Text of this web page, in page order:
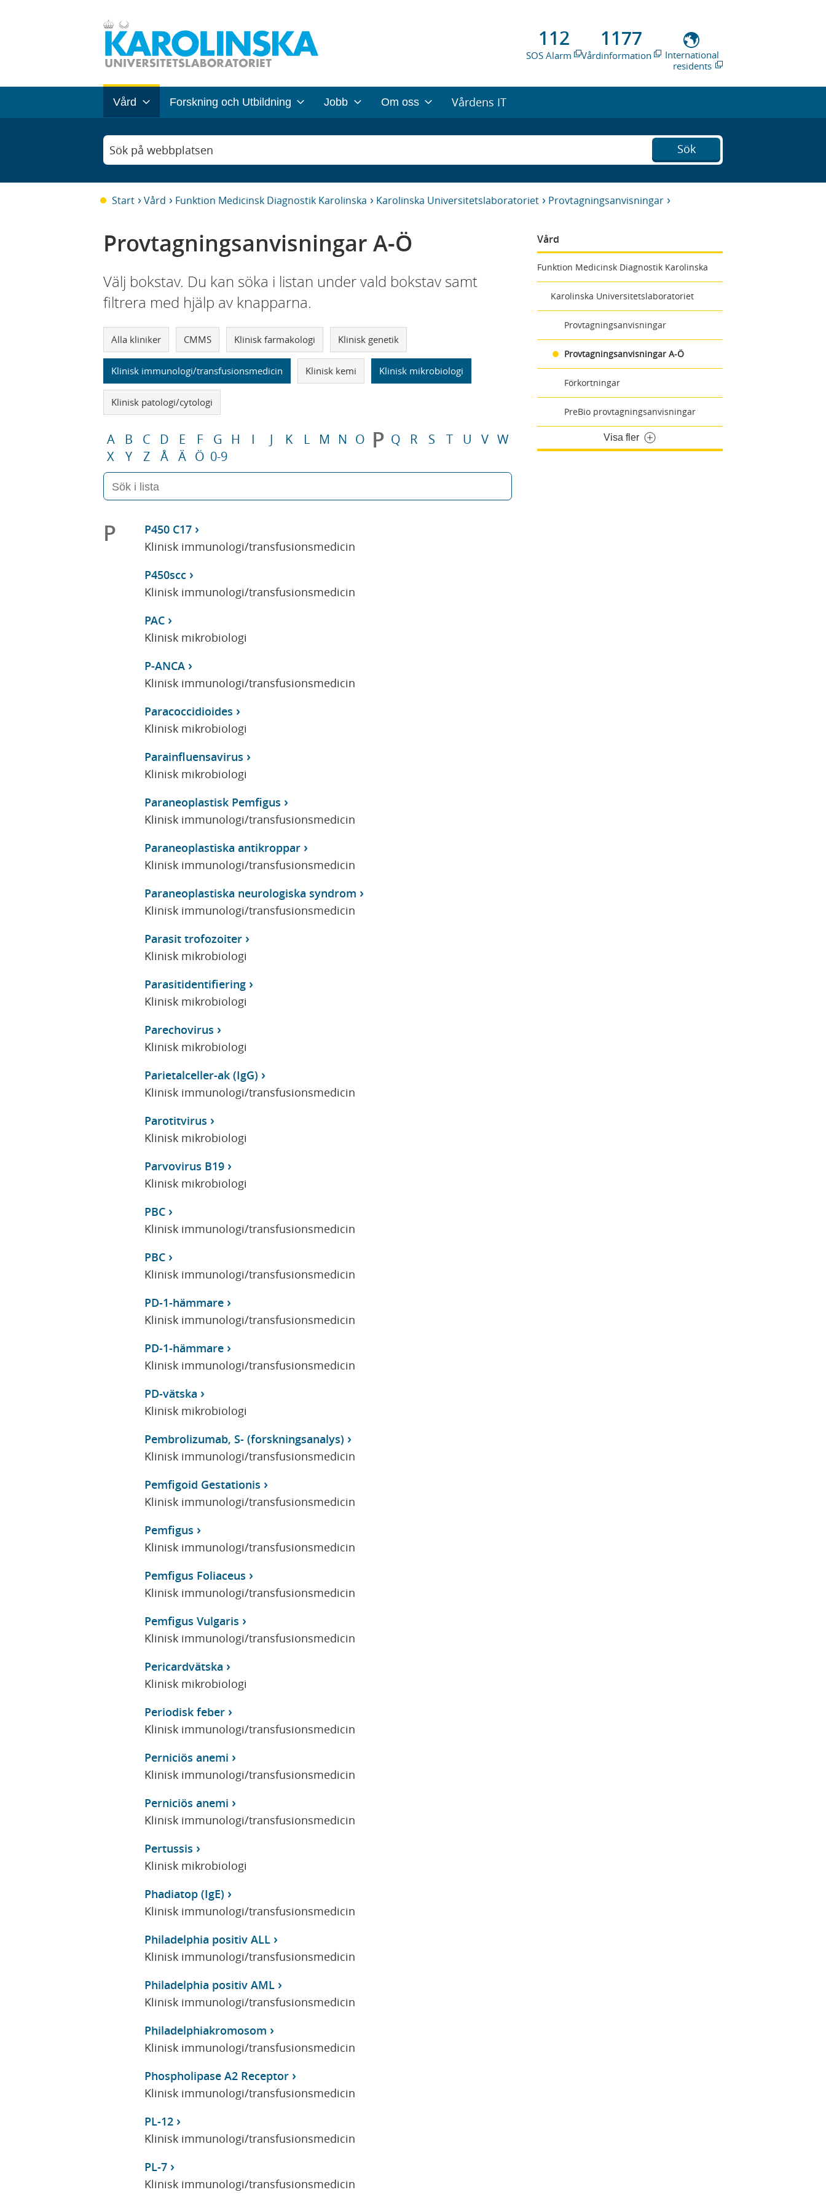
112
SOS Alarm
1177
Vårdinformation
International
residents
Vård Forskning och Utbildning Jobb Om oss Vårdens IT
Sök på webbplatsen Sök
Start Vård Funktion Medicinsk Diagnostik Karolinska Karolinska Universitetslaboratoriet Provtagningsanvisningar
Vård
Funktion Medicinsk Diagnostik Karolinska
Karolinska Universitetslaboratoriet
Provtagningsanvisningar
Provtagningsanvisningar A-Ö
Förkortningar
PreBio provtagningsanvisningar
Visa fler
Provtagningsanvisningar A-Ö
Välj bokstav. Du kan söka i listan under vald bokstav samt
filtrera med hjälp av knapparna.
Alla kliniker CMMS Klinisk farmakologi Klinisk genetik
Klinisk immunologi/transfusionsmedicin Klinisk kemi Klinisk mikrobiologi
Klinisk patologi/cytologi
A B C D E F G H I J K L M N O P Q R S T U V W
X
Y Z Å Ä Ö 0-9
P
P450 C17
Klinisk immunologi/transfusionsmedicin
P450scc
Klinisk immunologi/transfusionsmedicin
PAC
Klinisk mikrobiologi
P-ANCA
Klinisk immunologi/transfusionsmedicin
Paracoccidioides
Klinisk mikrobiologi
Parainfluensavirus
Klinisk mikrobiologi
Paraneoplastisk Pemfigus
Klinisk immunologi/transfusionsmedicin
Paraneoplastiska antikroppar
Klinisk immunologi/transfusionsmedicin
Paraneoplastiska neurologiska syndrom
Klinisk immunologi/transfusionsmedicin
Parasit trofozoiter
Klinisk mikrobiologi
Parasitidentifiering
Klinisk mikrobiologi
Parechovirus
Klinisk mikrobiologi
Parietalceller-ak (IgG)
Klinisk immunologi/transfusionsmedicin
Parotitvirus
Klinisk mikrobiologi
Parvovirus B19
Klinisk mikrobiologi
PBC
Klinisk immunologi/transfusionsmedicin
PBC
Klinisk immunologi/transfusionsmedicin
PD-1-hämmare
Klinisk immunologi/transfusionsmedicin
PD-1-hämmare
Klinisk immunologi/transfusionsmedicin
PD-vätska
Klinisk mikrobiologi
Pembrolizumab, S- (forskningsanalys)
Klinisk immunologi/transfusionsmedicin
Pemfigoid Gestationis
Klinisk immunologi/transfusionsmedicin
Pemfigus
Klinisk immunologi/transfusionsmedicin
Pemfigus Foliaceus
Klinisk immunologi/transfusionsmedicin
Pemfigus Vulgaris
Klinisk immunologi/transfusionsmedicin
Pericardvätska
Klinisk mikrobiologi
Periodisk feber
Klinisk immunologi/transfusionsmedicin
Perniciös anemi
Klinisk immunologi/transfusionsmedicin
Perniciös anemi
Klinisk immunologi/transfusionsmedicin
Pertussis
Klinisk mikrobiologi
Phadiatop (IgE)
Klinisk immunologi/transfusionsmedicin
Philadelphia positiv ALL
Klinisk immunologi/transfusionsmedicin
Philadelphia positiv AML
Klinisk immunologi/transfusionsmedicin
Philadelphiakromosom
Klinisk immunologi/transfusionsmedicin
Phospholipase A2 Receptor
Klinisk immunologi/transfusionsmedicin
PL-12
Klinisk immunologi/transfusionsmedicin
PL-7
Klinisk immunologi/transfusionsmedicin